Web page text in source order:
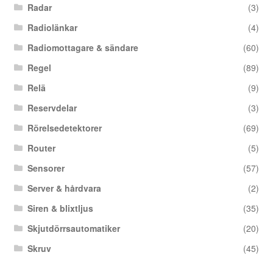
Radar
(3)
Radiolänkar
(4)
Radiomottagare & sändare
(60)
Regel
(89)
Relä
(9)
Reservdelar
(3)
Rörelsedetektorer
(69)
Router
(5)
Sensorer
(57)
Server & hårdvara
(2)
Siren & blixtljus
(35)
Skjutdörrsautomatiker
(20)
Skruv
(45)